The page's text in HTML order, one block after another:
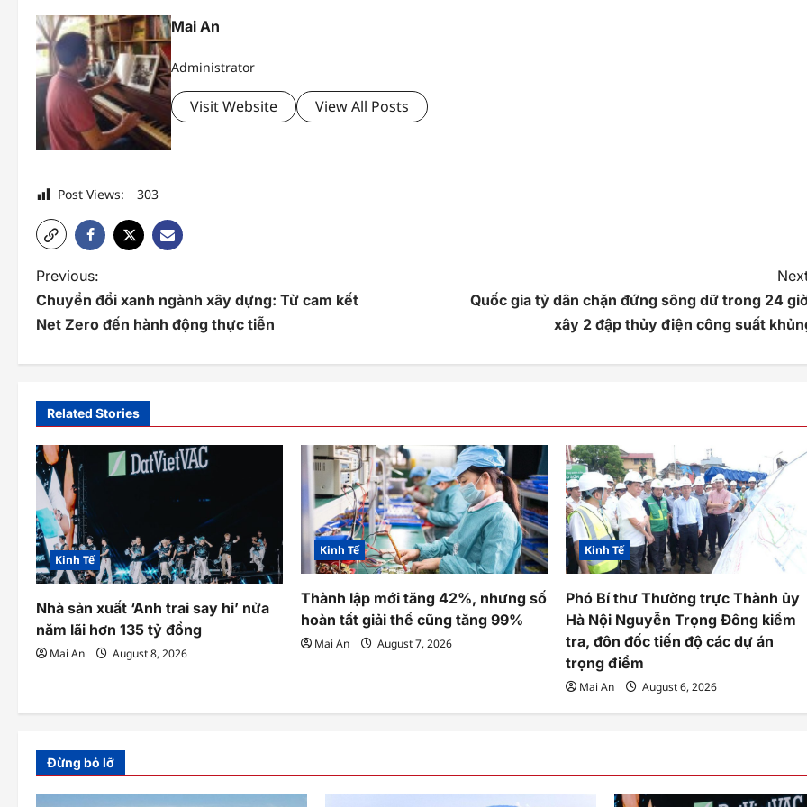
Mai An
Administrator
Visit Website View All Posts
Post Views: 303
P
o
n
a
v
i
g
a
t
i
o
Previous:
Chuyển đổi xanh ngành xây dựng: Từ cam kết
Net Zero đến hành động thực tiễn
Quốc gia tỷ dân chặn đứng sông dữ trong 24
xây 2 đập thủy điện công suất
Related Stories
Kinh Tế
Nhà sản xuất ‘Anh trai say hi’ nửa
năm lãi hơn 135 tỷ đồng
Mai An August 8, 2026
Kinh Tế
Thành lập mới tăng 42%, nhưng số
hoàn tất giải thể cũng tăng 99%
Mai An August 7, 2026
Kinh Tế
Phó Bí thư Thường trực Thành ủy
Hà Nội Nguyễn Trọng Đông kiểm
tra, đôn đốc tiến độ các dự án
trọng điểm
Mai An August 6, 2026
Đừng bỏ lỡ